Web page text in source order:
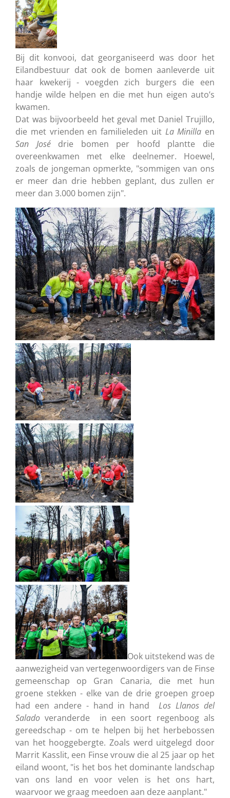
Bij dit konvooi, dat georganiseerd was door het
Eilandbestuur dat ook de bomen aanleverde uit
haar kwekerij - voegden zich burgers die een
handje wilde helpen en die met hun eigen auto’s
kwamen.
Dat was bijvoorbeeld het geval met Daniel Trujillo,
die met vrienden en familieleden uit La Minilla en
San Josédrie bomen per hoofd plantte die
overeenkwamen met elke deelnemer. Hoewel,
zoals de jongeman opmerkte, "sommigen van ons
er meer dan drie hebben geplant, dus zullen er
meer dan 3.000 bomen zijn".
Ook uitstekend was de
aanwezigheid van vertegenwoordigers van de Finse
gemeenschap op Gran Canaria, die met hun
groene stekken - elke van de drie groepen groep
had een andere - hand in handLos Llanos del
Saladoveranderde in een soort regenboog als
gereedschap - om te helpen bij het herbebossen
van het hooggebergte. Zoals werd uitgelegd door
Marrit Kasslit, een Finse vrouw die al 25 jaar op het
eiland woont, "is het bos het dominante landschap
van ons land en voor velen is het ons hart,
waarvoor we graag meedoen aan deze aanplant."